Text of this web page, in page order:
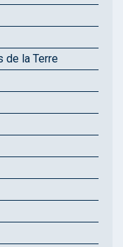
de la Terre